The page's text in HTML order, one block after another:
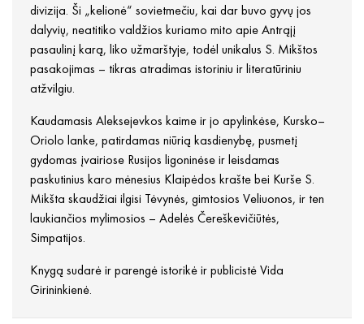
divizija. Ši „kelionė“ sovietmečiu, kai dar buvo gyvų jos
dalyvių, neatitiko valdžios kuriamo mito apie Antrąjį
pasaulinį karą, liko užmarštyje, todėl unikalus S. Mikštos
pasakojimas – tikras atradimas istoriniu ir literatūriniu
atžvilgiu.
Kaudamasis Aleksejevkos kaime ir jo apylinkėse, Kursko–
Oriolo lanke, patirdamas niūrią kasdienybę, pusmetį
gydomas įvairiose Rusijos ligoninėse ir leisdamas
paskutinius karo mėnesius Klaipėdos krašte bei Kurše S.
Mikšta skaudžiai ilgisi Tėvynės, gimtosios Veliuonos, ir ten
laukiančios mylimosios – Adelės Čereškevičiūtės,
Simpatijos.
Knygą sudarė ir parengė istorikė ir publicistė Vida
Girininkienė.